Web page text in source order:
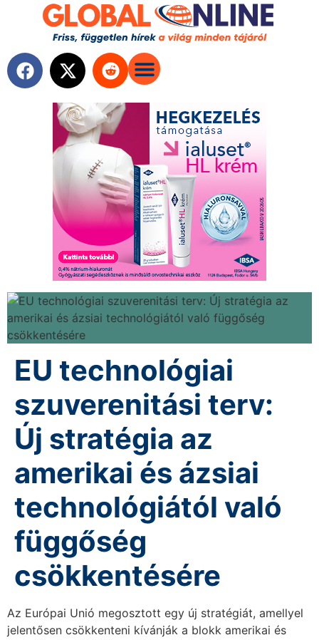
EU technológiai
szuverenitási terv:
Új stratégia az
amerikai és ázsiai
technológiától való
függőség
csökkentésére
Az Európai Unió megosztott egy új stratégiát, amellyel
jelentősen csökkenteni kívánják a blokk amerikai és